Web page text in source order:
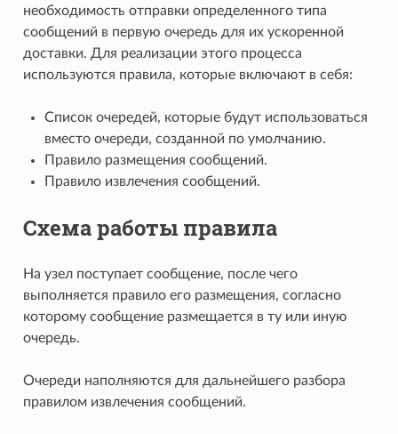
необходимость отправки определенного типа
сообщений в первую очередь для их ускоренной
доставки. Для реализации этого процесса
используются правила, которые включают в себя:
Список очередей, которые будут использоваться
вместо очереди, созданной по умолчанию.
Правило размещения сообщений.
Правило извлечения сообщений.
Схема работы правила
На узел поступает сообщение, после чего
выполняется правило его размещения, согласно
которому сообщение размещается в ту или иную
очередь.
Очереди наполняются для дальнейшего разбора
правилом извлечения сообщений.